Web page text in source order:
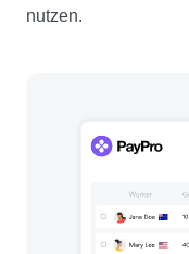
nutzen.